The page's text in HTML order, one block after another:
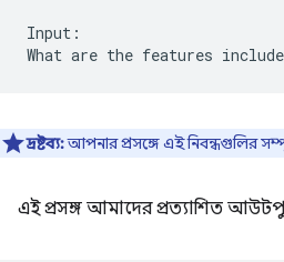
Input:
দ্রষ্টব্য:আপনার প্রসঙ্গে এই নিবন্ধগুলির
এই প্রসঙ্গ আমাদের প্রত্যাশিত